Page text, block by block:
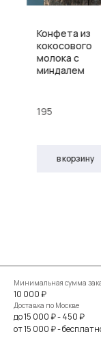
Конфета из
кокосового
молока с
миндалем
195
в корзину
Минимальная сумма
10 000 ₽
Доставка по Москве
до 15 000 ₽ - 450 ₽
от 15 000 ₽ -